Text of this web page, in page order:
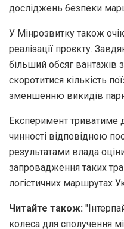
досліджень безпеки
У Мінрозвитку також
реалізації проєкту.
більший обсяг вантажів
скоротитися кількість
зменшенню викидів
Експеримент триватиме
чинності відповідною
результатами влада
запровадження таких
логістичних маршрутах
Читайте також:
колеса для сполучення